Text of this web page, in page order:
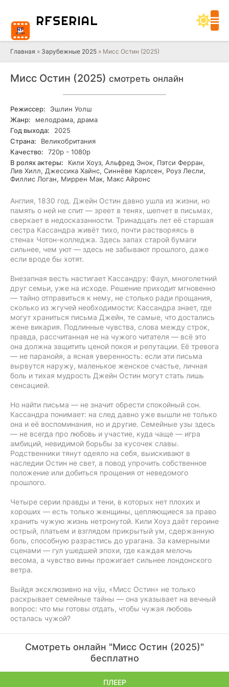
RFSERIAL
Главная » Зарубежные 2025 » Мисс Остин (2025)
Мисс Остин (2025) смотреть онлайн
Режиссер:
Эшлин Уолш
Жанр:
мелодрама, драма
Год выхода:
2025
Страна:
Великобритания
Качество:
720р - 1080р
В ролях актеры:
Кили Хоуз, Альфред Энок, Пэтси Ферран,
Лив Хилл, Джессика Хайнс, Синнёве Карлсен, Роуз Лесли,
Филлис Логан, Миррен Мак, Макс Айронс
Англия, 1830 год. Джейн Остин давно ушла из жизни, но
память о ней не спит — зреет в тенях, шепчет в письмах,
сверкает в недосказанности. Тринадцать лет её старшая
сестра Кассандра живёт тихо, почти растворяясь в
стенах Чотон-колледжа. Здесь запах старой бумаги
сильнее, чем уют — здесь не забывают прошлого, даже
если вроде бы хотят.
Внезапная весть настигает Кассандру: Фаул, многолетний
друг семьи, уже на исходе. Решение приходит мгновенно
— тайно отправиться к нему, не столько ради прощания,
сколько из жгучей необходимости: Кассандра знает, где
могут храниться письма Джейн, те самые, что достались
жене викария. Подлинные чувства, слова между строк,
правда, рассчитанная не на чужого читателя — всё это
она должна защитить ценой покоя и репутации. Её тревога
— не паранойя, а ясная уверенность: если эти письма
вырвутся наружу, маленькое женское счастье, личная
боль и тихая мудрость Джейн Остин могут стать лишь
сенсацией.
Но найти письма — не значит обрести спокойный сон.
Кассандра понимает: на след давно уже вышли не только
она и её воспоминания, но и другие. Семейные узы здесь
— не всегда про любовь и участие, куда чаще — игра
амбиций, невидимой борьбы за кусочек славы.
Родственники тянут одеяло на себя, выискивают в
наследии Остин не свет, а повод упрочить собственное
положение или добиться прощения от неведомого
прошлого.
Четыре серии правды и тени, в которых нет плохих и
хороших — есть только женщины, цепляющиеся за право
хранить чужую жизнь нетронутой. Кили Хоуз даёт героине
острый, платьем и взглядом прикрытый ум, сдержанную
боль, способную разрастись до урагана. За камерными
сценами — гул ушедшей эпохи, где каждая мелочь
весома, а чувство вины прожигает сильнее лондонского
ветра.
Выйдя эксклюзивно на viju, «Мисс Остин» не только
раскрывает семейные тайны — она указывает на вечный
вопрос: что мы готовы отдать, чтобы чужая любовь
осталась чужой?
Смотреть онлайн "Мисс Остин (2025)"
бесплатно
ПЛЕЕР